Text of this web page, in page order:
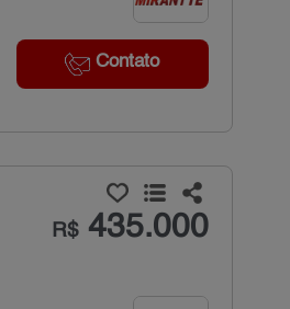
Contato
R$435.000